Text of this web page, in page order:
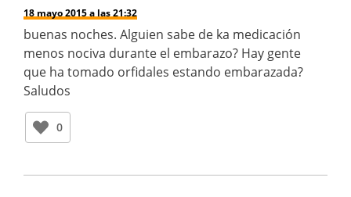
18 mayo 2015 a las 21:32
buenas noches. Alguien sabe de ka medicación
menos nociva durante el embarazo? Hay gente
que ha tomado orfidales estando embarazada?
Saludos
0